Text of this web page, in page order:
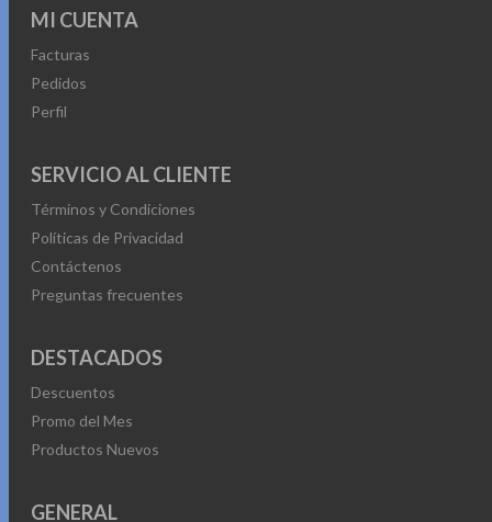
MI CUENTA
Facturas
Pedidos
Perfil
SERVICIO AL CLIENTE
Términos y Condiciones
Políticas de Privacidad
Contáctenos
Preguntas frecuentes
DESTACADOS
Descuentos
Promo del Mes
Productos Nuevos
GENERAL